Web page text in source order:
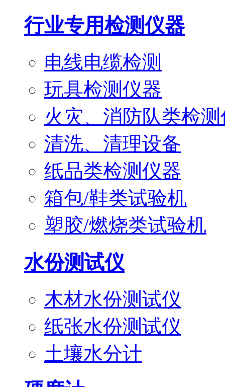
行业专用检测仪器
电线电缆检测
玩具检测仪器
火灾、消防队类检
清洗、清理设备
纸品类检测仪器
箱包/鞋类试验机
塑胶/燃烧类试验机
水份测试仪
木材水份测试仪
纸张水份测试仪
土壤水分计